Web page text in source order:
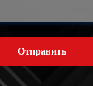
Отправить